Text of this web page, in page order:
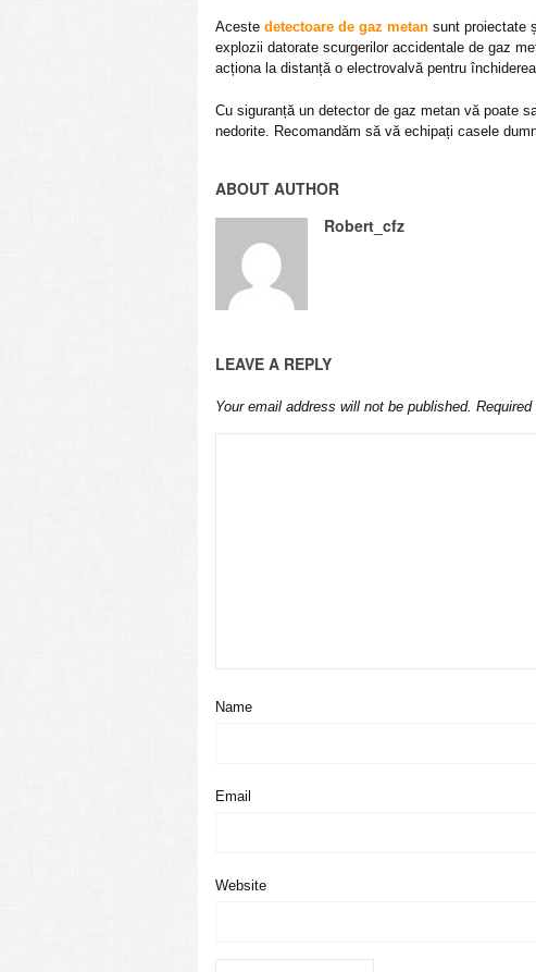
Aceste detectoare de gaz metansunt proiectate
explozii datorate scurgerilor accidentale de gaz
acționa la distanță o electrovalvă pentru
Cu siguranță un detector de gaz metan vă poate
nedorite. Recomandăm să vă echipați casele
ABOUT AUTHOR
Robert_cfz
LEAVE A REPLY
Your email address will not be published.
Name
Email
Website